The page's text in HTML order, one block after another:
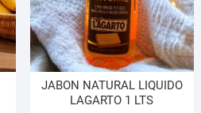
JABON NATURAL LIQUIDO
LAGARTO 1 LTS